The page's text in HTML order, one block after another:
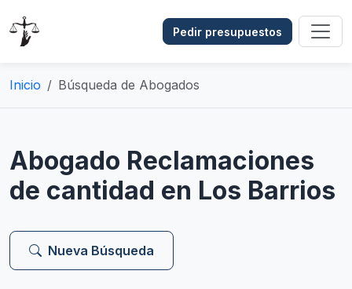
Pedir presupuestos
Inicio Búsqueda de Abogados
Abogado Reclamaciones
de cantidad en Los Barrios
Nueva Búsqueda